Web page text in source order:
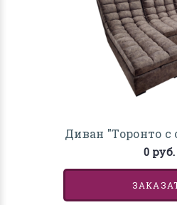
Диван "Торонто с
0 руб.